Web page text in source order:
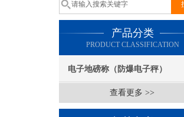
产品分类
PRODUCT CLASSIFICATION
电子地磅称（防爆电子秤）
查看更多 >>